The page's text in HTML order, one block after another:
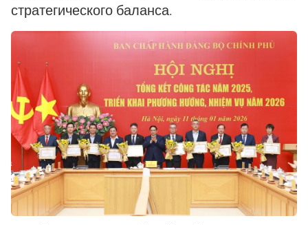
стратегического баланса.